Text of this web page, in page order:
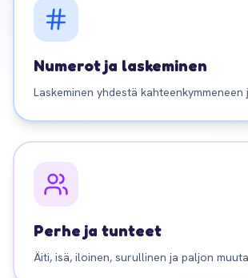
Numerot ja laskeminen
Laskeminen yhdestä kahteenkymmeneen
Perhe ja tunteet
Äiti, isä, iloinen, surullinen ja paljon muuta